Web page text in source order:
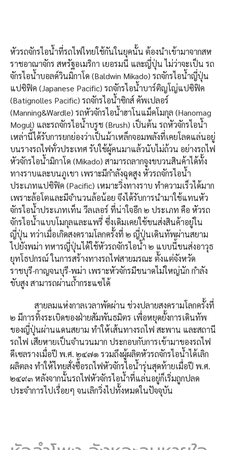
หัวรถจักรไอน้ำที่รถไฟไทยใช้กันในยุคนั้น ต้องนำเข้ามาจากสห
ราชอาณาจักร สหรัฐอเมริกา เยอรมนี และญี่ปุ่น ไม่ว่าจะเป็น รถ
จักรไอน้ำบอลด์วินมิกาโด (Baldwin Mikado) รถจักรไอน้ำญี่ปุ่น
แปซิฟิค (Japanese Pacific) รถจักรไอน้ำบาร์ติญโญ่แปซิฟิค
(Batignolles Pacific) รถจักรไอน้ำซิกส์ คัพเปลอร์
(Manning&Wardle) รถหัวจักรไอน้ำฮาโนแม็คโมกุล (Hanomag
Mogul) และรถจักรไอน้ำบรูช (Brush) เป็นต้น รถหัวจักรไอน้ำ
เหล่านี้ได้รับการยกย่องว่าเป็นม้าเหล็กจอมพลังที่เคยโลดแล่นอยู่
บนรางรถไฟทั่วประเทศ รับใช้ผู้คนมาแล้วนับไม่ถ้วน อย่างรถไฟ
หัวจักรไอน้ำมิกาโด (Mikado) สามารถลากจูงขบวนสินค้าได้ทั้ง
ทางราบและบนภูเขา เพราะมีกำลังฉุดสูง หัวรถจักรไอน้ำ
ประเภทแปซิฟิค (Pacific) เหมาะวิ่งทางราบ ทำความเร็วได้มาก
เพราะล้อโตและมีจำนวนล้อน้อย จึงได้รับการนำมาใช้แทนหัว
จักรไอน้ำประเภทเท็น วีลเลอร์ ที่น่าใจอีก ๒ ประเภท คือ หัวรถ
จักรไอน้ำแบบโมกุลและแพรี่ ซึ่งเดิมเคยใช้ขนส่งสินค้าอยู่ใน
ญี่ปุ่น ทว่าเมื่อเกิดสงครามโลกครั้งที่ ๒ ญี่ปุ่นเดินทัพผ่านสยาม
ไปยังพม่า ทหารญี่ปุ่นได้ใช้หัวรถจักรไอน้ำ ๒ แบบนี้ขนส่งอาวุธ
ยุทโธปกรณ์ ในการสร้างทางรถไฟสายมรณะ ตั้งแต่จังหวัด
ราชบุรี-กาญจนบุรี-พม่า เพราะหัวจักรมีขนาดไม่ใหญ่นัก กำลัง
ขับสูง สามารถผ่านถ้ำกระแซได้
สายลมแห่งกาลเวลาพัดผ่าน ช่วงปลายสงครามโลกครั้งที่
๒ มีการทิ้งระเบิดของฝ่ายสัมพันธมิตร เพื่อหยุดยั้งการเดินทัพ
ของญี่ปุ่นผ่านแดนสยาม ทำให้เส้นทางรถไฟ สะพาน และสถานี
รถไฟ เสียหายเป็นจำนวนมาก ประกอบกับการเข้ามาของรถไฟ
ดีเซลรางเมื่อปี พ.ศ. ๒๔๗๑​ รวมถึงผู้ผลิตหัวรถจักรไอน้ำได้เลิก
ผลิตลง ทำให้ไทยสั่งซื้อรถไฟหัวจักรไอน้ำรุ่นสุดท้ายเมื่อปี พ.ศ.
๒๔๙๓ หลังจากนั้นรถไฟหัวจักรไอน้ำที่แล่นอยู่ก็เริ่มถูกปลด
ประจำการไปเรื่อยๆ จนเลิกวิ่งไปทั้งหมดในปัจจุบัน